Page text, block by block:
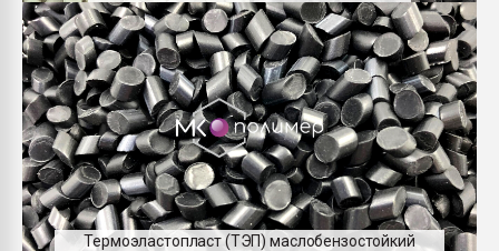
Термоэластопласт (ТЭП) маслобензостойкий